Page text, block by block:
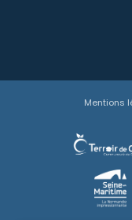
Mentions